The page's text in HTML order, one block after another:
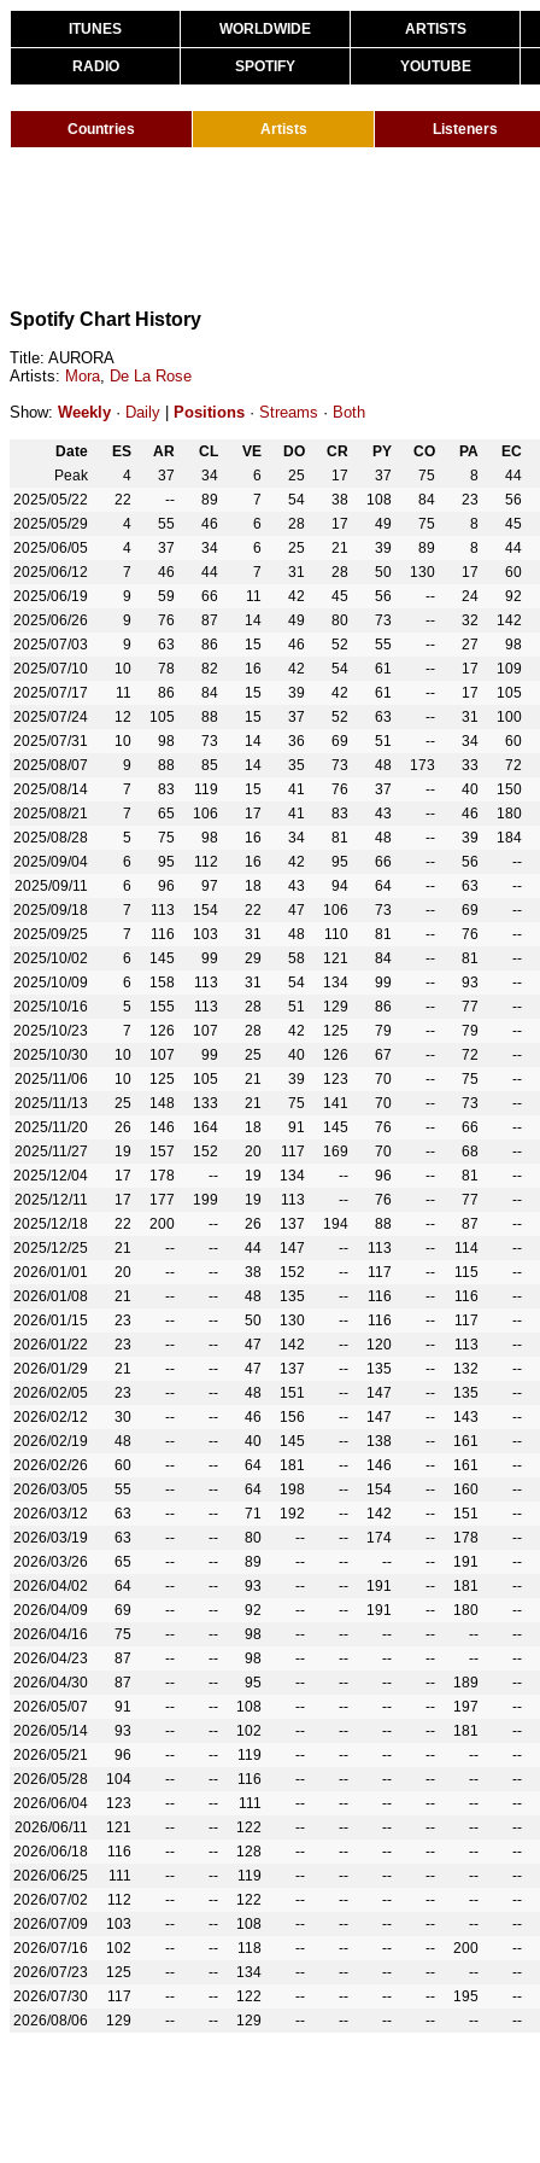
ITUNES WORLDWIDE ARTISTS
RADIO SPOTIFY YOUTUBE
Countries Artists Listeners
Spotify Chart History
Title: AURORA
Artists: Mora, De La Rose
Show: Weekly · Daily Positions · Streams · Both
Date ES AR CL VE DO CR PY CO PA
EC
Peak
4 37 34 6 25 17 37 75 8
44
2025/05/22
22 -- 89 7 54 38 108 84 23
56
2025/05/29
4 55 46 6 28 17 49 75 8
45
2025/06/05
4 37 34 6 25 21 39 89 8
44
2025/06/12
7 46 44 7 31 28 50 130 17
60
2025/06/19
9 59 66 11 42 45 56 -- 24
92
2025/06/26
9 76 87 14 49 80 73 -- 32
142
2025/07/03
9 63 86 15 46 52 55 -- 27
98
2025/07/10
10 78 82 16 42 54 61 -- 17
109
2025/07/17
11 86 84 15 39 42 61 -- 17
105
2025/07/24
12 105 88 15 37 52 63 -- 31
100
2025/07/31
10 98 73 14 36 69 51 -- 34
60
2025/08/07
9 88 85 14 35 73 48 173 33
72
2025/08/14
7 83 119 15 41 76 37 -- 40
150
2025/08/21
7 65 106 17 41 83 43 -- 46
180
2025/08/28
5 75 98 16 34 81 48 -- 39
184
2025/09/04
6 95 112 16 42 95 66 -- 56
--
2025/09/11
6 96 97 18 43 94 64 -- 63
--
2025/09/18
7 113 154 22 47 106 73 -- 69
--
2025/09/25
7 116 103 31 48 110 81 -- 76
--
2025/10/02
6 145 99 29 58 121 84 -- 81
--
2025/10/09
6 158 113 31 54 134 99 -- 93
--
2025/10/16
5 155 113 28 51 129 86 -- 77
--
2025/10/23
7 126 107 28 42 125 79 -- 79
--
2025/10/30
10 107 99 25 40 126 67 -- 72
--
2025/11/06
10 125 105 21 39 123 70 -- 75
--
2025/11/13
25 148 133 21 75 141 70 -- 73
--
2025/11/20
26 146 164 18 91 145 76 -- 66
--
2025/11/27
19 157 152 20 117 169 70 -- 68
--
2025/12/04
17 178 -- 19 134 -- 96 -- 81
--
2025/12/11
17 177 199 19 113 -- 76 -- 77
--
2025/12/18
22 200 -- 26 137 194 88 -- 87
--
2025/12/25
21 -- -- 44 147 -- 113 -- 114
--
2026/01/01
20 -- -- 38 152 -- 117 -- 115
--
2026/01/08
21 -- -- 48 135 -- 116 -- 116
--
2026/01/15
23 -- -- 50 130 -- 116 -- 117
--
2026/01/22
23 -- -- 47 142 -- 120 -- 113
--
2026/01/29
21 -- -- 47 137 -- 135 -- 132
--
2026/02/05
23 -- -- 48 151 -- 147 -- 135
--
2026/02/12
30 -- -- 46 156 -- 147 -- 143
--
2026/02/19
48 -- -- 40 145 -- 138 -- 161
--
2026/02/26
60 -- -- 64 181 -- 146 -- 161
--
2026/03/05
55 -- -- 64 198 -- 154 -- 160
--
2026/03/12
63 -- -- 71 192 -- 142 -- 151
--
2026/03/19
63 -- -- 80 -- -- 174 -- 178
--
2026/03/26
65 -- -- 89 -- -- -- -- 191
--
2026/04/02
64 -- -- 93 -- -- 191 -- 181
--
2026/04/09
69 -- -- 92 -- -- 191 -- 180
--
2026/04/16
75 -- -- 98 -- -- -- -- --
--
2026/04/23
87 -- -- 98 -- -- -- -- --
--
2026/04/30
87 -- -- 95 -- -- -- -- 189
--
2026/05/07
91 -- -- 108 -- -- -- -- 197
--
2026/05/14
93 -- -- 102 -- -- -- -- 181
--
2026/05/21
96 -- -- 119 -- -- -- -- --
--
2026/05/28
104 -- -- 116 -- -- -- -- --
--
2026/06/04
123 -- -- 111 -- -- -- -- --
--
2026/06/11
121 -- -- 122 -- -- -- -- --
--
2026/06/18
116 -- -- 128 -- -- -- -- --
--
2026/06/25
111 -- -- 119 -- -- -- -- --
--
2026/07/02
112 -- -- 122 -- -- -- -- --
--
2026/07/09
103 -- -- 108 -- -- -- -- --
--
2026/07/16
102 -- -- 118 -- -- -- -- 200
--
2026/07/23
125 -- -- 134 -- -- -- -- --
--
2026/07/30
117 -- -- 122 -- -- -- -- 195
--
2026/08/06
129 -- -- 129 -- -- -- -- -- --